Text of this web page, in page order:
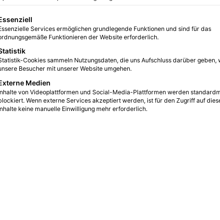
Pflegenotstand in Deutschland
längst keine leere Worthülse mehr, sondern
Ausdruck einer Entwicklung, die sowohl
Pflegebedürftige als auch…
Weiterlesen &raquo;
eine Liste der Service-Gruppen, für die eine Einwilligung erteilt
Services ermöglichen grundlegende Funktionen und sind für das
Funktionieren der Website erforderlich.
Cookies sammeln Nutzungsdaten, die uns Aufschluss darüber geben,
Besucher mit unserer Website umgehen.
Medien
von Videoplattformen und Social-Media-Plattformen werden
Wenn externe Services akzeptiert werden, ist für den Zugriff auf
keine manuelle Einwilligung mehr erforderlich.